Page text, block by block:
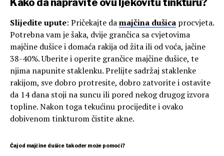
Kako da napravite ovu ljekovitu tinkturu?
Slijedite upute: Pričekajte damajčina dušica procvjeta.
Potrebna vam je šaka, dvije grančica sa cvjetovima
majčine dušice i domaća rakija od žita ili od voća, jačine
38-40%. Uberite i operite grančice majčine dušice, te
njima napunite staklenku. Prelijte sadržaj staklenke
rakijom, sve dobro protresite, dobro zatvorite i ostavite
da 14 dana stoji na suncu ili pored nekog drugog izvora
topline. Nakon toga tekućinu procijedite i ovako
dobivenom tinkturom čistite akne.
Čaj od majčine dušice također može pomoći?